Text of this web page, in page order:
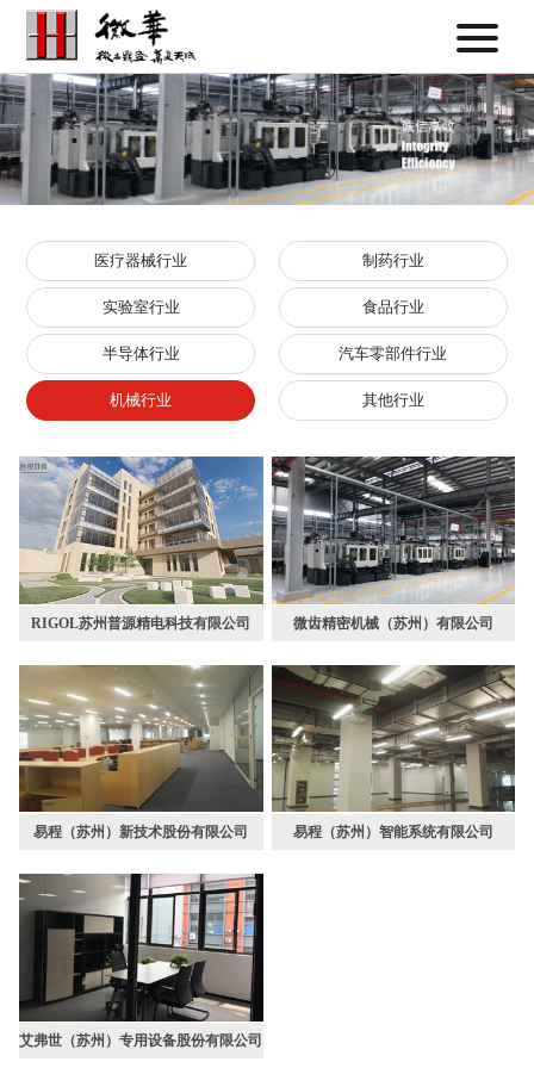
医疗器械行业 制药行业
实验室行业 食品行业
半导体行业 汽车零部件行业
机械行业 其他行业
RIGOL苏州普源精电科技有限公司 微齿精密机械（苏州）有限公司
易程（苏州）新技术股份有限公司 易程（苏州）智能系统有限公司
艾弗世（苏州）专用设备股份有限公司